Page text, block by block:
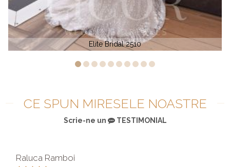
Elite Bridal 2023
CE SPUN MIRESELE NOASTRE
Scrie-ne un TESTIMONIAL
Raluca Ramboi